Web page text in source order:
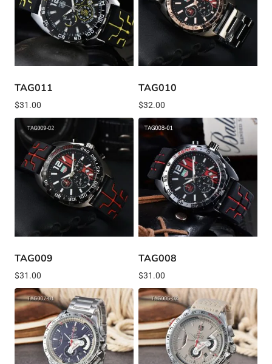
TAG011
$31.00
TAG010
$32.00
TAG009
$31.00
TAG008
$31.00